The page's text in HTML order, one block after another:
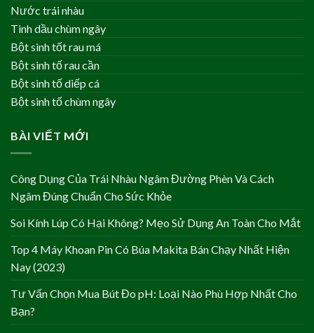
Nước trái nhàu
Tinh dầu chùm ngây
Bột sinh tốt rau má
Bột sinh tố rau cần
Bột sinh tố diếp cá
Bột sinh tố chùm ngây
BÀI VIẾT MỚI
Công Dụng Của Trái Nhàu Ngâm Đường Phèn Và Cách
Ngâm Đúng Chuẩn Cho Sức Khỏe
Soi Kính Lúp Có Hại Không? Mẹo Sử Dụng An Toàn Cho Mắt
Top 4 Máy Khoan Pin Có Búa Makita Bán Chạy Nhất Hiện
Nay (2023)
Tư Vấn Chọn Mua Bút Đo pH: Loại Nào Phù Hợp Nhất Cho
Bạn?